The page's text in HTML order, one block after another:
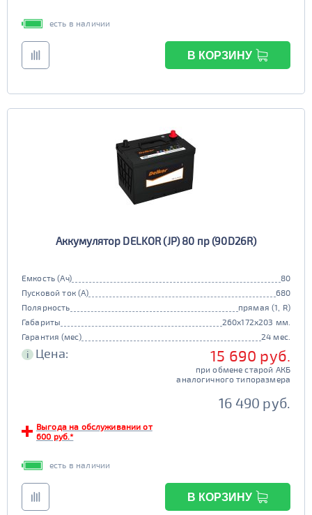
есть в наличии
В КОРЗИНУ
Аккумулятор DELKOR (JP) 80 пр (90D26R)
Емкость (Ач)
80
Пусковой ток (А)
680
Полярность
прямая (1, R)
Габариты
260x172x203 мм.
Гарантия (мес)
24 мес.
i Цена: 15 690 руб.
при обмене старой АКБ
аналогичного типоразмера
16 490 руб.
Выгода на обслуживании от
600 руб.*
есть в наличии
В КОРЗИНУ